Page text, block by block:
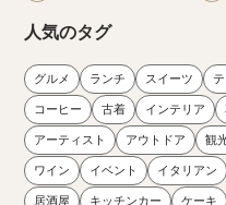
人気のタグ
グルメ ランチ スイーツ
コーヒー 古着 インテリア
アーティスト アウトドア 観
ワイン イベント イタリアン
居酒屋 キッチンカー ケーキ